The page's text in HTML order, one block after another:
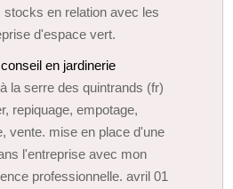
en relation avec les
d'espace vert.
en jardinerie
la serre des quintrands (fr)
repiquage, empotage,
vente. mise en place d'une
l'entreprise avec mon
professionnelle. avril 01